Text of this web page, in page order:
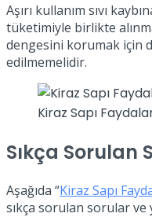
Aşırı kullanım sıvı
tüketimiyle birlikte
dengesini korumak için
edilmemelidir.
Kiraz Sapı
Sıkça Sorulan
Aşağıda “Kiraz Sapı
sıkça sorulan sorular ve